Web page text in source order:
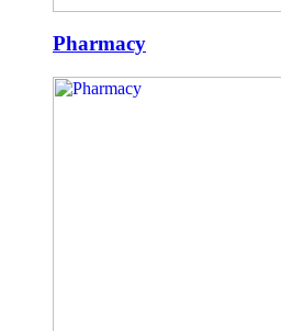
Pharmacy